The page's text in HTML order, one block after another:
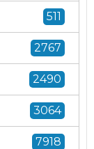
511
2767
2490
3064
7918